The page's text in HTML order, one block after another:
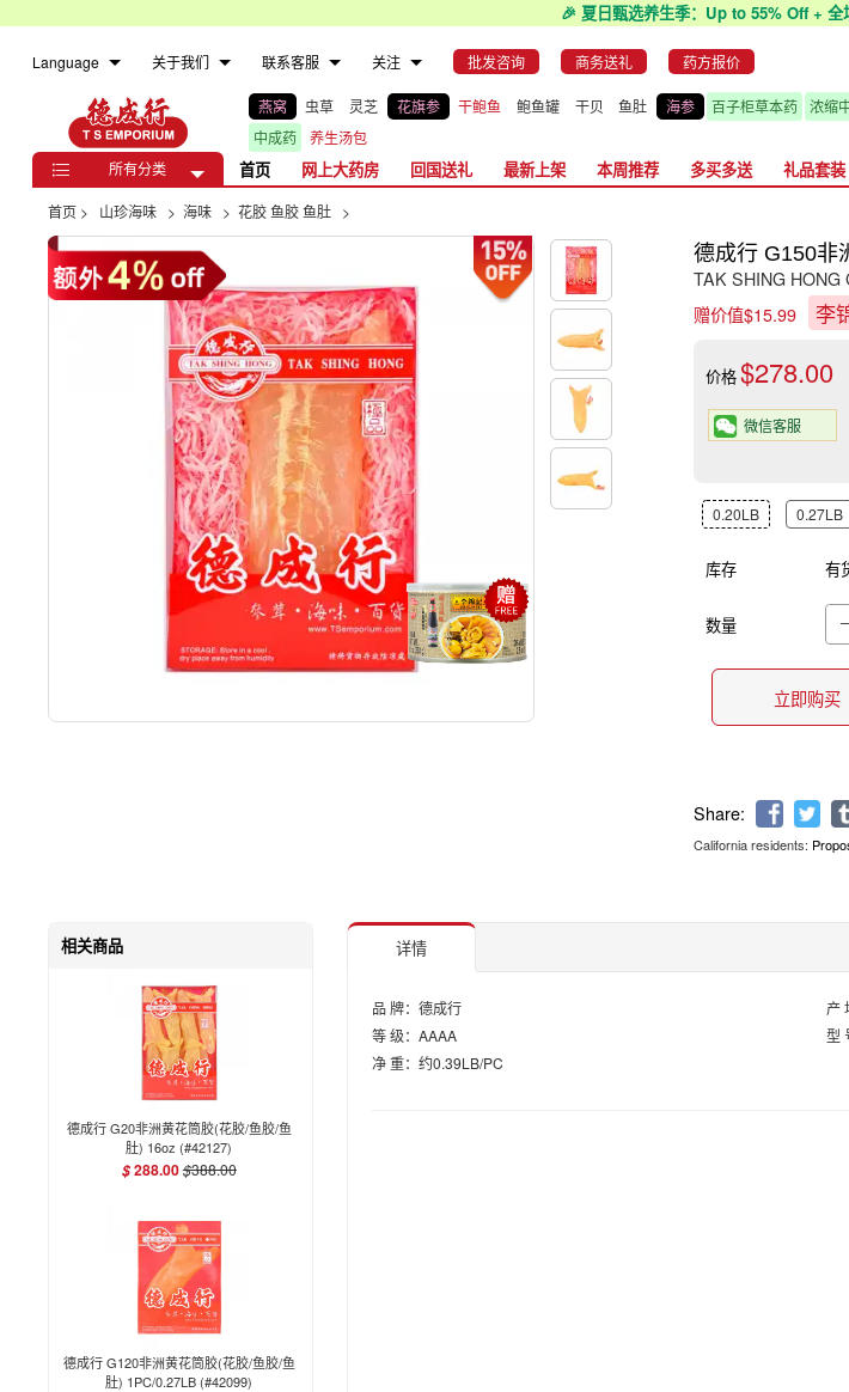
🎉 夏日甄选养生季：Up to 55% Off +
Language 关于我们 联系客服 关注 批发咨询 商务送礼 药方报价
燕窝 虫草 灵芝 花旗参 干鲍鱼 鲍鱼罐 干贝 鱼肚 海参 百子柜草本药
浓缩
中成药
养生汤包

所有分类 首页 网上大药房 回国送礼 最新上架 本周推荐 多买多送 礼品套装
首页 > 山珍海味 > 海味 > 花胶 鱼胶 鱼肚 >
德成行 G150非
TAK SHING
赠价值$15.99
李
价格$278.00
微信客服
0.20LB 0.27LB
库存 有
数量
立即购买
California residents:
相关商品
德成行 G20非洲黄花筒胶(花胶/鱼胶/鱼
肚) 16oz (#42127)
$288.00$388.00
德成行 G120非洲黄花筒胶(花胶/鱼胶/鱼
肚) 1PC/0.27LB (#42099)
详情
品 牌：德成行
产
等 级：AAAA
型
净 重：约0.39LB/PC